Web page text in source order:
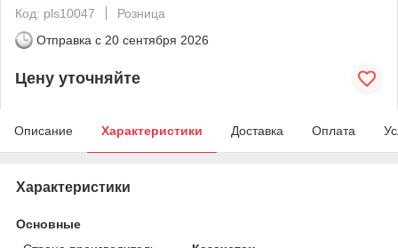
Код: pls10047
Розница
Отправка с 20 сентября 2026
Цену уточняйте
Описание Характеристики Доставка Оплата
Характеристики
Основные